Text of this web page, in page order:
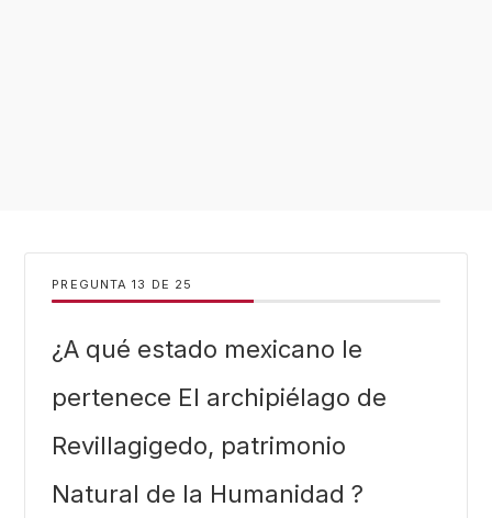
PREGUNTA DE 25
¿A qué estado mexicano le
pertenece El archipiélago de
Revillagigedo, patrimonio
Natural de la Humanidad ?